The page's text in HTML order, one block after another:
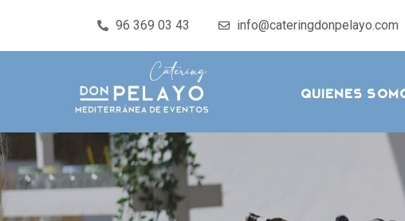
96 369 03 43 info@cateringdonpelayo.com
Quienes